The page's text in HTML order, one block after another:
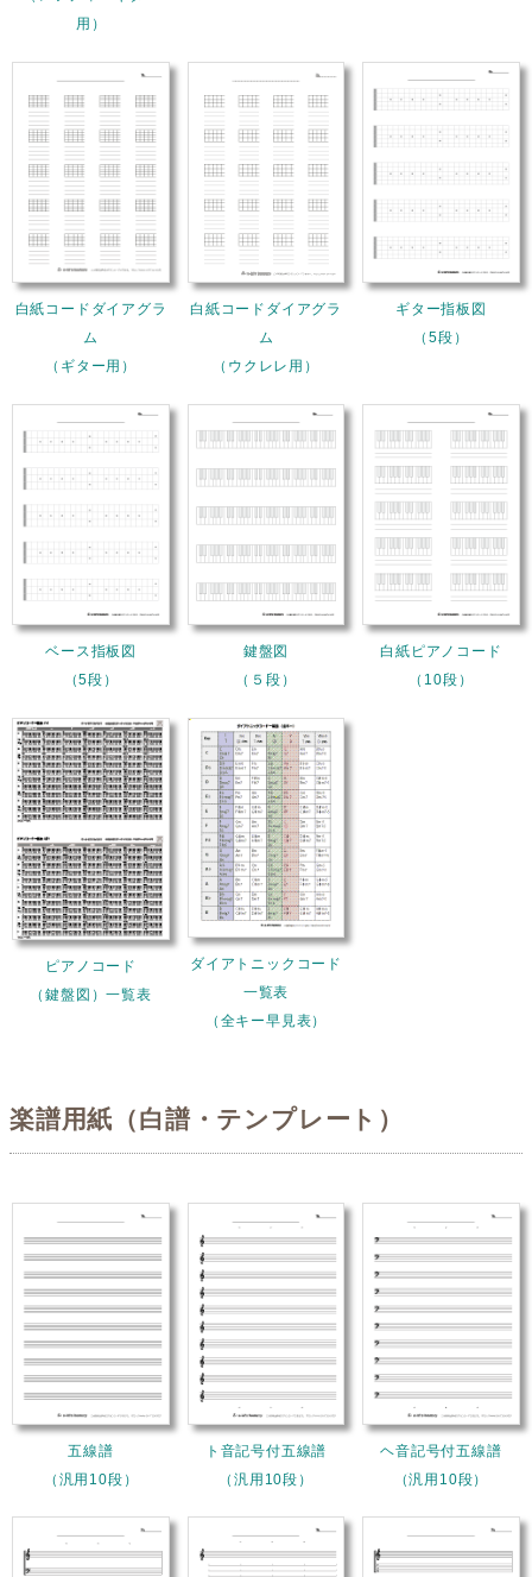
用）
白紙コードダイアグラ
ム
（ギター用）
白紙コードダイアグラ
ム
（ウクレレ用）
ギター指板図
（5段）
ベース指板図
（5段）
鍵盤図
（５段）
白紙ピアノコード
（10段）
ピアノコード
（鍵盤図）一覧表
ダイアトニックコード
一覧表
（全キー早見表）
楽譜用紙（白譜・テンプレート）
五線譜
（汎用10段）
ト音記号付五線譜
（汎用10段）
ヘ音記号付五線譜
（汎用10段）